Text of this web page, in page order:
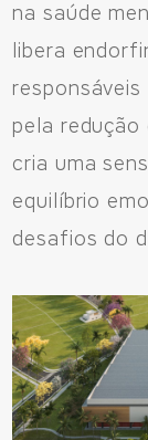
Fale
Avenida Eiffel,
Razão Social:
CNPJ:
Sinop/MT -
na saúde
libera
pela
cria uma
equilíbrio
desafios do